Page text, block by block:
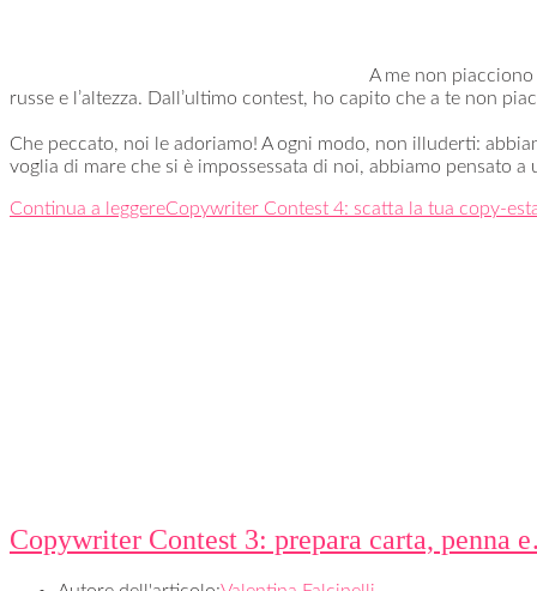
A me non
russe e l’altezza. Dall’ultimo contest, ho capito che a te non
Che peccato, noi le adoriamo! A ogni modo, non illuderti:
voglia di mare che si è impossessata di noi, abbiamo pensato
Continua a leggereCopywriter Contest 4: scatta la tua copy-
Copywriter Contest 3: prepara carta, penna